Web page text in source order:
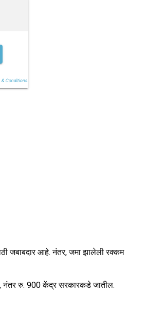
& Conditions.
जबाबदार आहे. नंतर, जमा झालेली रक्कम
नंतर रु. 900 केंद्र सरकारकडे जातील.